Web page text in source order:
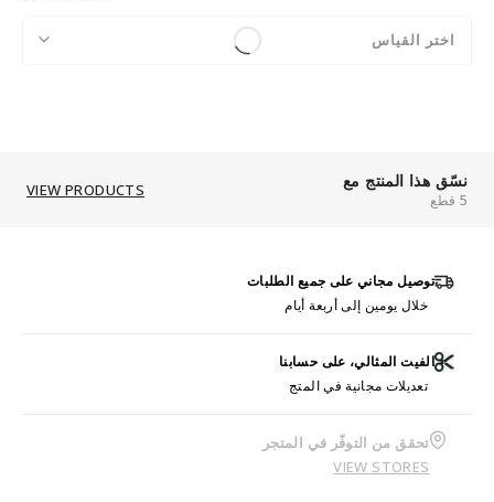
اختر القياس
نسّق هذا المنتج مع
5 قطع
VIEW PRODUCTS
توصيل مجاني على جميع الطلبات
خلال يومين إلى أربعة أيام
الفيت المثالي، على حسابنا
تعديلات مجانية في المتج
تحقق من التوفّر في المتجر
VIEW STORES